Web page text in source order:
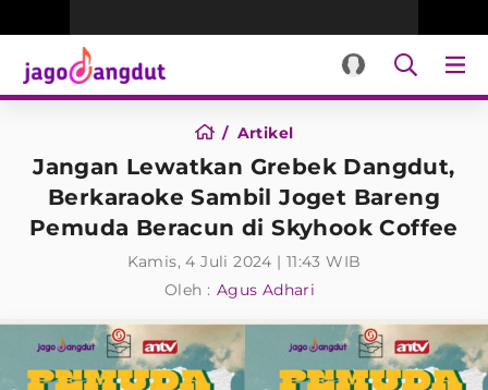
Artikel
Jangan Lewatkan Grebek Dangdut,
Berkaraoke Sambil Joget Bareng
Pemuda Beracun di Skyhook Coffee
Kamis, 4 Juli 2024 | 11:43 WIB
Oleh : Agus Adhari